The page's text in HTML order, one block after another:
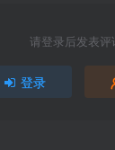
请登录后发表评
登录